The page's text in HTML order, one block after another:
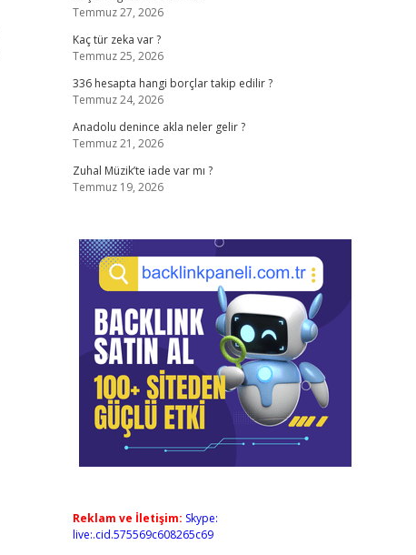
Temmuz 27, 2026
Kaç tür zeka var ?
Temmuz 25, 2026
336 hesapta hangi borçlar takip edilir ?
Temmuz 24, 2026
Anadolu denince akla neler gelir ?
Temmuz 21, 2026
Zuhal Müzik’te iade var mı ?
Temmuz 19, 2026
Reklam ve İletişim: Skype:
live:.cid.575569c608265c69